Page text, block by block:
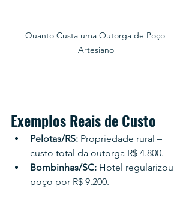
Quanto Custa uma Outorga de Poço
Artesiano
Exemplos Reais de Custo
Pelotas/RS: Propriedade rural –
custo total da outorga R$ 4.800.
Bombinhas/SC: Hotel regularizou
poço por R$ 9.200.